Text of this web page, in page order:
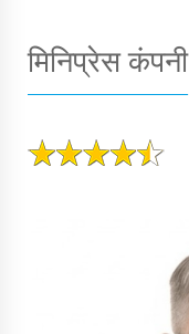
मिनिप्रेस कंपनी